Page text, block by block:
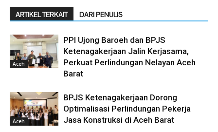
ARTIKEL TERKAIT DARI PENULIS
Aceh
PPI Ujong Baroeh dan BPJS
Ketenagakerjaan Jalin Kerjasama,
Perkuat Perlindungan Nelayan Aceh
Barat
Aceh
BPJS Ketenagakerjaan Dorong
Optimalisasi Perlindungan Pekerja
Jasa Konstruksi di Aceh Barat